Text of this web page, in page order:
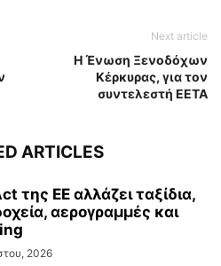
Next article
Η Ένωση Ξενοδόχων
Κέρκυρας, για τον
συντελεστή ΕΕΤΑ
ARTICLES
της ΕΕ αλλάζει ταξίδια,
αερογραμμές και
2026